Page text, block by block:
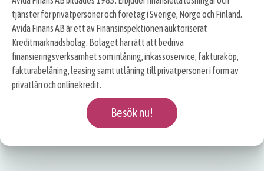
tjänster för privatpersoner och företag i Sverige, Norge och Finland.
Avida Finans AB är ett av Finansinspektionen auktoriserat
Kreditmarknadsbolag. Bolaget har rätt att bedriva
finansieringsverksamhet som inlåning, inkassoservice, fakturaköp,
fakturabelåning, leasing samt utlåning till privatpersoner i form av
privatlån och onlinekredit.
Besök nu!